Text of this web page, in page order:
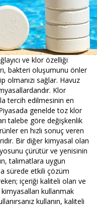
ve klor özelliği
bakteri oluşumunu önler
olmanızı sağlar. Havuz
Klor
tercih edilmesinin en
genelde toz klor
talebe göre değişkenlik
en hızlı sonuç veren
Bir diğer kimyasal olan
çürütür ve yenisinin
talimatlara uygun
sürede etkili çözüm
içeriği kaliteli olan ve
kullanmak
kullanın, kaliteli